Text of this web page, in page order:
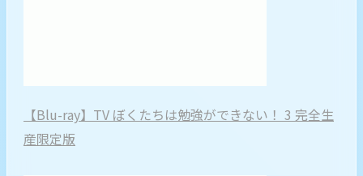
【Blu-ray】TV ぼくたちは勉強ができない！ 3 完全生
産限定版